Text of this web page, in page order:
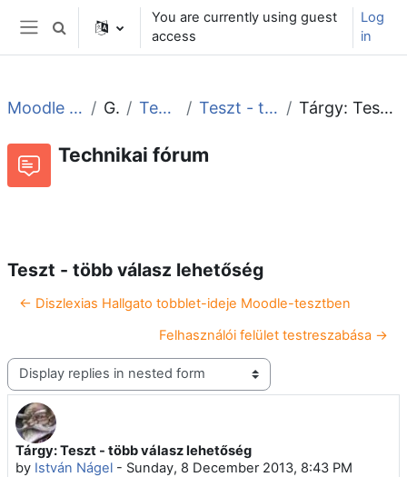
Skip to main content
Side panel
Toggle search input
You are currently using guest
access
Log
in
Moodle tudástár és fórum General Technikai fórum Teszt - több válasz lehetőség Tárgy: Teszt - több válasz lehetőség
Technikai fórum
Teszt - több válasz lehetőség
← Diszlexias Hallgato tobblet-ideje Moodle-tesztben
Felhasználói felület testreszabása →
Display mode
Tárgy: Teszt - több válasz lehetőség
by István Nágel - Sunday, 8 December 2013, 8:43 PM
Number of replies: 0